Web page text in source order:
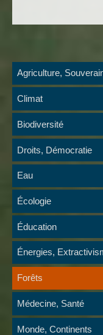
Agriculture,
Climat
Biodiversité
Droits, Démocratie
Eau
Écologie
Éducation
Énergies,
Forêts
Médecine, Santé
Monde, Continents